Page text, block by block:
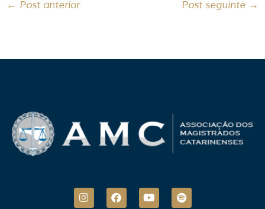
← Post anterior Post seguinte →
I
n
F
a
Y
o
S
p